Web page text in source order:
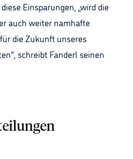
Einsparungen, „wird die
auch weiter namhafte
die Zukunft unseres
schreibt Fanderl seinen